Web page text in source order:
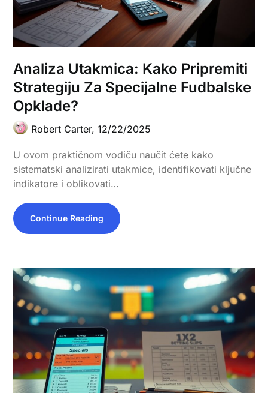
Analiza Utakmica: Kako Pripremiti
Strategiju Za Specijalne Fudbalske
Opklade?
Robert Carter,12/22/2025
U ovom praktičnom vodiču naučit ćete kako
sistematski analizirati utakmice, identifikovati ključne
indikatore i oblikovati…
Continue Reading